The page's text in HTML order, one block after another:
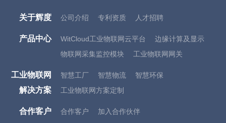
关于辉度 公司介绍 专利资质 人才招聘
产品中心 WitCloud工业物联网云平台
边缘计算及显示
物联网采集监控模块
工业物联网网关
工业物联网
解决方案
智慧工厂 智慧物流
智慧环保
工业物联网方案定制
合作客户 合作客户 加入合作伙伴